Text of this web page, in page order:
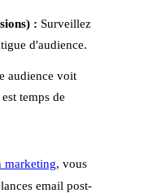
: Surveillez
d'audience.
audience voit
temps de
marketing, vous
email post-